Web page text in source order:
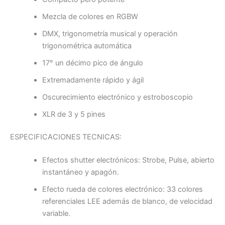
Mezcla de colores en RGBW
DMX, trigonometría musical y operación
trigonométrica automática
17° un décimo pico de ángulo
Extremadamente rápido y ágil
Oscurecimiento electrónico y estroboscopio
XLR de 3 y 5 pines
ESPECIFICACIONES TECNICAS:
Efectos shutter electrónicos: Strobe, Pulse, abierto
instantáneo y apagón.
Efecto rueda de colores electrónico: 33 colores
referenciales LEE además de blanco, de velocidad
variable.